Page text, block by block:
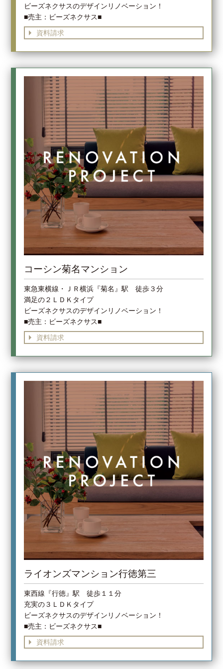
ビーズネクサスのデザインリノベーション！
■売主：ビーズネクサス■
資料請求
コーシン菊名マンション
東急東横線・ＪＲ横浜『菊名』駅 徒歩３分
満足の２ＬＤＫタイプ
ビーズネクサスのデザインリノベーション！
■売主：ビーズネクサス■
資料請求
ライオンズマンション行徳第三
東西線『行徳』駅 徒歩１１分
充実の３ＬＤＫタイプ
ビーズネクサスのデザインリノベーション！
■売主：ビーズネクサス■
資料請求